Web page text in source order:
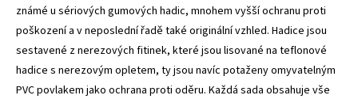
známé u sériových gumových hadic, mnohem vyšší ochranu proti
poškození a v neposlední řadě také originální vzhled. Hadice jsou
sestavené z nerezových fitinek, které jsou lisované na teflonové
hadice s nerezovým opletem, ty jsou navíc potaženy omyvatelným
PVC povlakem jako ochrana proti oděru. Každá sada obsahuje vše